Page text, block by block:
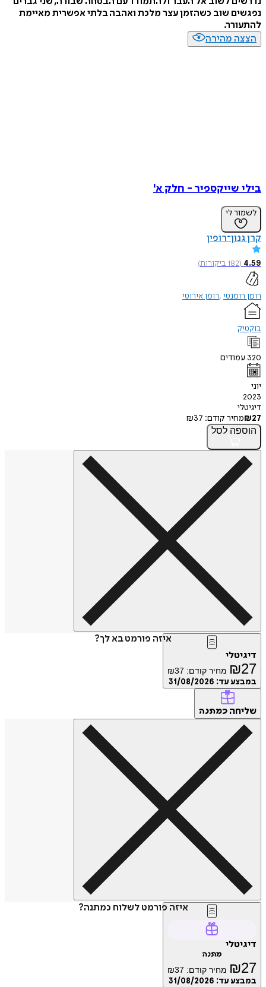
נפגשים שוב כשהזמן עצר מלכת ואהבה בלתי אפשרית מאיימת
להתעורר.
הצצה מהירה
בילי שייקספיר - חלק א'
לשמור לי
קרן גנון־רופין
4.59
(
182ביקורות)
רומן רומנטי רומן אירוטי
בוקטיק
320 עמודים
יוני
2023
דיגיטלי
₪27 מחיר קודם: ₪37
הוספה לסל
איזה פורמט בא לך?
דיגיטלי
₪27 מחיר קודם: ₪37
במבצע עד: 31/08/2026
שליחה כמתנה
איזה פורמט לשלוח כמתנה?
דיגיטלי
מתנה
₪27 מחיר קודם: ₪37
במבצע עד: 31/08/2026